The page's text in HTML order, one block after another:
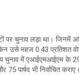
पर चुनाव लड़ा था। जिनमें
उसे महज 0.43 प्रतिशत
चुनाव में एआईएमआईएम के
पार्षद भी निर्वाचित कराए।